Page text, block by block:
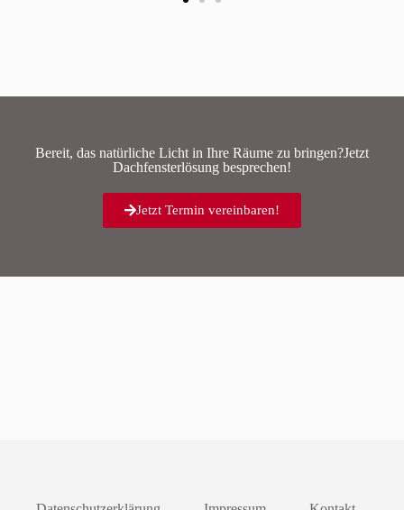
Bereit, das natürliche Licht in Ihre Räume zu bringen?Jetzt
Dachfensterlösung besprechen!
Jetzt Termin vereinbaren!